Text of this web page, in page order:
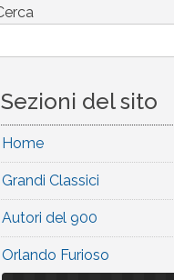
Sezioni del sito
Home
Grandi Classici
Autori del 900
Orlando Furioso